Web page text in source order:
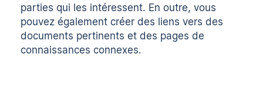
parties qui les intéressent. En outre, vous
pouvez également créer des liens vers des
documents pertinents et des pages de
connaissances connexes.